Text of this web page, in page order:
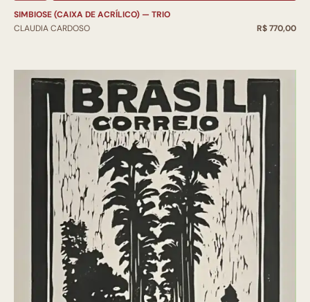
SIMBIOSE (CAIXA DE ACRÍLICO) — TRIO
CLAUDIA CARDOSO
R$ 770,00